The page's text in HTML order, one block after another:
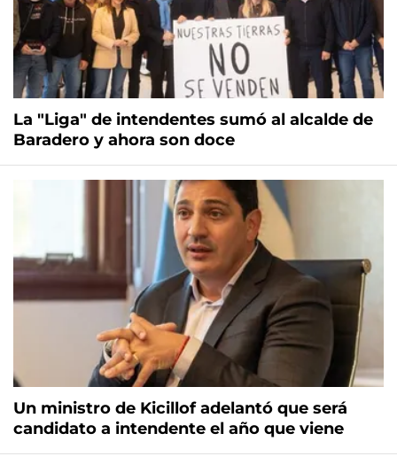
La "Liga" de intendentes sumó al alcalde de
Baradero y ahora son doce
Un ministro de Kicillof adelantó que será
candidato a intendente el año que viene